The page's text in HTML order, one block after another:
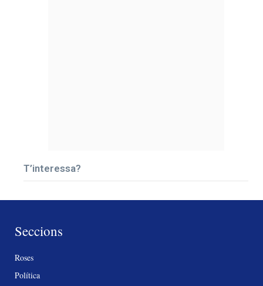
T’interessa?
Seccions
Roses
Política